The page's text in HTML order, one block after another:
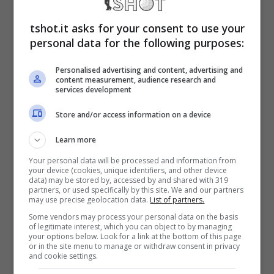
corsa della stagione, la Red Bull è senza
dubbio la favorita ed anche secondo le quote
dei bookmakers
è destinata a vincere il GP
del Bahrain,condannando di fatto la Ferrari
alla prima delusione dell’anno.
GP del Bahrain, la Red Bull
ha già vinto: che smacco
per la Ferrari
Sia la Ferrari che i suoi tifosi nutrono grandi
speranze ed ambizioni per questa stagione,
ma ancora una volta dovranno fare i conti
tshot.it asks for your consent to use your
personal data for the following purposes:
Personalised advertising and content, advertising and
content measurement, audience research and
services development
Store and/or access information on a device
Learn more
Your personal data will be processed and information from
your device (cookies, unique identifiers, and other device
data) may be stored by, accessed by and shared with 319
partners, or used specifically by this site. We and our partners
may use precise geolocation data. List of partners.
Some vendors may process your personal data on the basis
of legitimate interest, which you can object to by managing
your options below. Look for a link at the bottom of this page
or in the site menu to manage or withdraw consent in privacy
and cookie settings.